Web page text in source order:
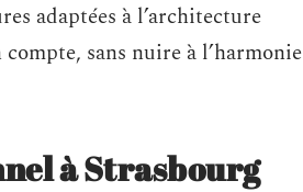
adaptées à l’architecture
sans nuire à l’harmonie
à Strasbourg